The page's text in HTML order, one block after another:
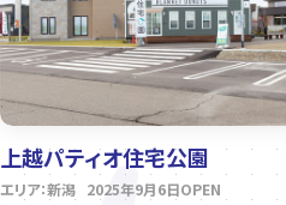
上越パティオ住宅公園
エリア：新潟 2025年9月6日OPEN